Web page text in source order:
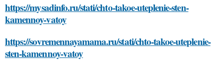
https://mysadinfo.ru/stati/chto-takoe-uteplenie-sten-
kamennoy-vatoy
https://sovremennayamama.ru/stati/chto-takoe-uteplenie-
sten-kamennoy-vatoy